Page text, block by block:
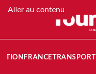
Aller au contenu
FRANCETRANSPORT